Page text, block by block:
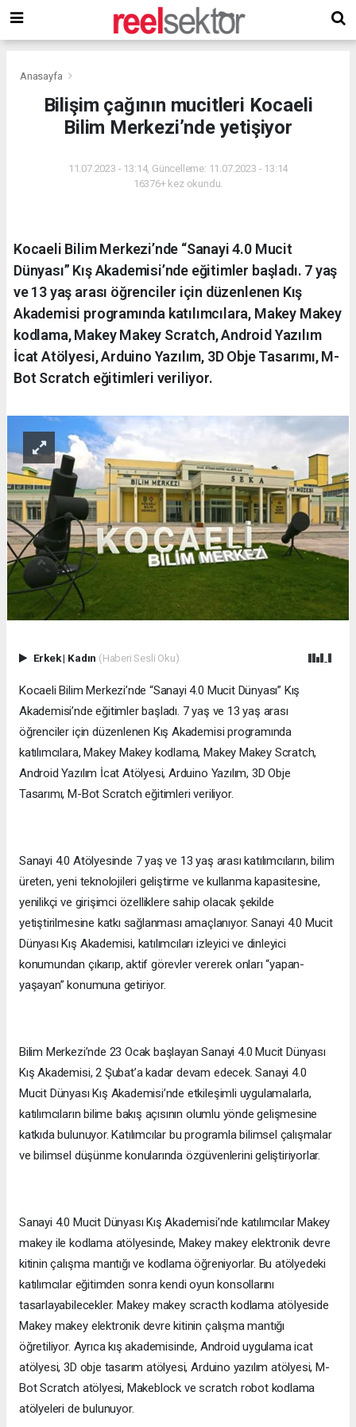
Anasayfa
Bilişim çağının mucitleri Kocaeli
Bilim Merkezi’nde yetişiyor
11.07.2023 - 13:14, Güncelleme: 11.07.2023 - 13:14
16376+ kez okundu.
Kocaeli Bilim Merkezi’nde “Sanayi 4.0 Mucit
Dünyası” Kış Akademisi’nde eğitimler başladı. 7 yaş
ve 13 yaş arası öğrenciler için düzenlenen Kış
Akademisi programında katılımcılara, Makey Makey
kodlama, Makey Makey Scratch, Android Yazılım
İcat Atölyesi, Arduino Yazılım, 3D Obje Tasarımı, M-
Bot Scratch eğitimleri veriliyor.
Erkek| Kadın (Haberi Sesli Oku)
Kocaeli Bilim Merkezi’nde “Sanayi 4.0 Mucit Dünyası” Kış
Akademisi’nde eğitimler başladı. 7 yaş ve 13 yaş arası
öğrenciler için düzenlenen Kış Akademisi programında
katılımcılara, Makey Makey kodlama, Makey Makey Scratch,
Android Yazılım İcat Atölyesi, Arduino Yazılım, 3D Obje
Tasarımı, M-Bot Scratch eğitimleri veriliyor.
Sanayi 4.0 Atölyesinde 7 yaş ve 13 yaş arası katılımcıların, bilim
üreten, yeni teknolojileri geliştirme ve kullanma kapasitesine,
yenilikçi ve girişimci özelliklere sahip olacak şekilde
yetiştirilmesine katkı sağlanması amaçlanıyor. Sanayi 4.0 Mucit
Dünyası Kış Akademisi, katılımcıları izleyici ve dinleyici
konumundan çıkarıp, aktif görevler vererek onları “yapan-
yaşayan” konumuna getiriyor.
Bilim Merkezi’nde 23 Ocak başlayan Sanayi 4.0 Mucit Dünyası
Kış Akademisi, 2 Şubat’a kadar devam edecek. Sanayi 4.0
Mucit Dünyası Kış Akademisi’nde etkileşimli uygulamalarla,
katılımcıların bilime bakış açısının olumlu yönde gelişmesine
katkıda bulunuyor. Katılımcılar bu programla bilimsel çalışmalar
ve bilimsel düşünme konularında özgüvenlerini geliştiriyorlar.
Sanayi 4.0 Mucit Dünyası Kış Akademisi’nde katılımcılar Makey
makey ile kodlama atölyesinde, Makey makey elektronik devre
kitinin çalışma mantığı ve kodlama öğreniyorlar. Bu atölyedeki
katılımcılar eğitimden sonra kendi oyun konsollarını
tasarlayabilecekler. Makey makey scracth kodlama atölyeside
Makey makey elektronik devre kitinin çalışma mantığı
öğretiliyor. Ayrıca kış akademisinde, Android uygulama icat
atölyesi, 3D obje tasarım atölyesi, Arduino yazılım atölyesi, M-
Bot Scratch atölyesi, Makeblock ve scratch robot kodlama
atölyeleri de bulunuyor.